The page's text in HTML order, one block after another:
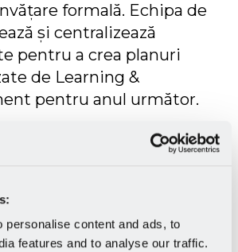
personalise content and ads, to
features and to analyse our traffic.
formală. Echipa de
și centralizează
pentru a crea planuri
de Learning &
pentru anul următor.
membrii echipei și
să creeze un obicei din a
dezvoltare. Astfel,
HR și leadership de la
pot concentra pe